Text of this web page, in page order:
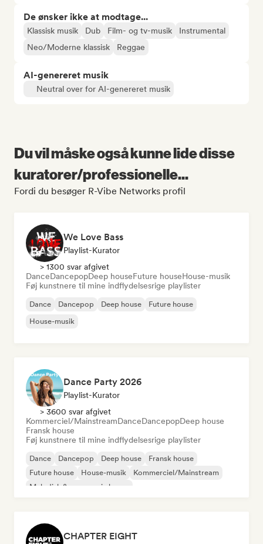
De ønsker ikke at modtage...
Klassisk musik Dub Film- og tv-musik
Instrumental
Neo/Moderne klassisk
Reggae
AI-genereret musik
Neutral over for AI-genereret musik
Du vil måske også kunne lide disse
kuratorer/professionelle...
Fordi du besøger R-Vibe Networks profil
We Love Bass
Playlist-Kurator
> 1300 svar afgivet
DanceDancepopDeep houseFuture houseHouse-musik
Føj kunstnere til mine indflydelsesrige playlister
Dance Dancepop Deep house
Future house
House-musik
Dance Party 2026
Playlist-Kurator
> 3600 svar afgivet
Kommerciel/MainstreamDanceDancepopDeep house
Fransk house
Føj kunstnere til mine indflydelsesrige playlister
Dance Dancepop Deep house
Fransk house
Future house
House-musik
Kommerciel/Mainstream
Melodisk & progressiv house
CHAPTER EIGHT